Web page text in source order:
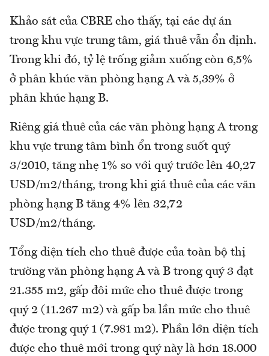
Khảo sát của CBRE cho thấy, tại các dự án
trong khu vực trung tâm, giá thuê vẫn ổn định.
Trong khi đó, tỷ lệ trống giảm xuống còn 6,5%
ở phân khúc văn phòng hạng A và 5,39% ở
phân khúc hạng B.
Riêng giá thuê của các văn phòng hạng A trong
khu vực trung tâm bình ổn trong suốt quý
3/2010, tăng nhẹ 1% so với quý trước lên 40,27
USD/m2/tháng, trong khi giá thuê của các văn
phòng hạng B tăng 4% lên 32,72
USD/m2/tháng.
Tổng diện tích cho thuê được của toàn bộ thị
trường văn phòng hạng A và B trong quý 3 đạt
21.355 m2, gấp đôi mức cho thuê được trong
quý 2 (11.267 m2) và gấp ba lần mức cho thuê
được trong quý 1 (7.981 m2). Phần lớn diện tích
được cho thuê mới trong quý này là hơn 18.000